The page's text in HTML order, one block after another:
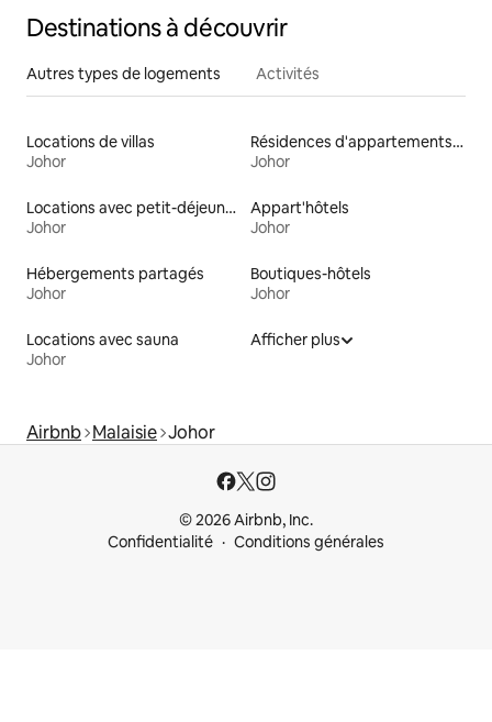
Destinations à découvrir
Autres types de logements Activités
Locations de villas
Johor
Résidences d'appartements en location
Johor
Locations avec petit-déjeuner
Johor
Appart'hôtels
Johor
Hébergements partagés
Johor
Boutiques-hôtels
Johor
Locations avec sauna
Johor
Afficher plus
Airbnb Malaisie Johor
© 2026 Airbnb, Inc.
Confidentialité
Conditions générales